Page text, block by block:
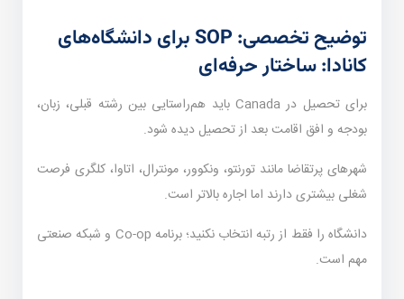
توضیح تخصصی: SOP برای دانشگاه‌های
کانادا: ساختار حرفه‌ای
برای تحصیل در Canada باید هم‌راستایی بین رشته قبلی، زبان،
بودجه و افق اقامت بعد از تحصیل دیده شود.
شهرهای پرتقاضا مانند تورنتو، ونکوور، مونترال، اتاوا، کلگری فرصت
شغلی بیشتری دارند اما اجاره بالاتر است.
دانشگاه را فقط از رتبه انتخاب نکنید؛ برنامه Co-op و شبکه صنعتی
مهم است.